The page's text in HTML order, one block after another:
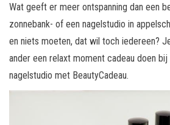
Wat geeft er meer ontspanning dan een
zonnebank- of een nagelstudio in
en niets moeten, dat wil toch iedereen?
ander een relaxt moment cadeau doen
nagelstudio met BeautyCadeau.